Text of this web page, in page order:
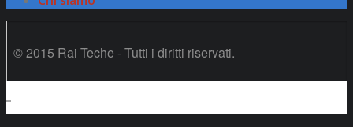
© 2015 Rai Teche - Tutti i diritti riservati.